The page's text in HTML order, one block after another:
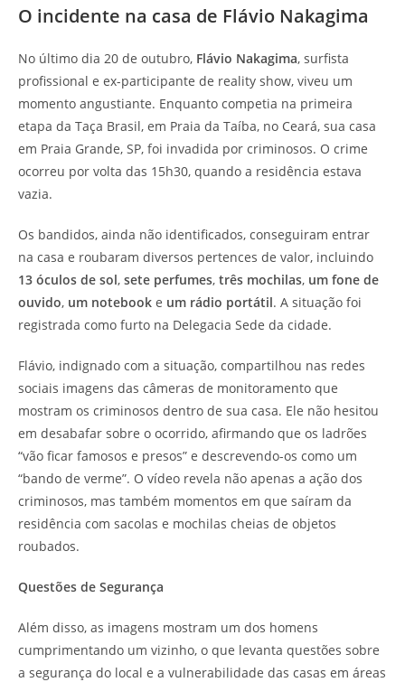
O incidente na casa de Flávio Nakagima
No último dia 20 de outubro, Flávio Nakagima, surfista
profissional e ex-participante de reality show, viveu um
momento angustiante. Enquanto competia na primeira
etapa da Taça Brasil, em Praia da Taíba, no Ceará, sua casa
em Praia Grande, SP, foi invadida por criminosos. O crime
ocorreu por volta das 15h30, quando a residência estava
vazia.
Os bandidos, ainda não identificados, conseguiram entrar
na casa e roubaram diversos pertences de valor, incluindo
13 óculos de sol, sete perfumes, três mochilas, um fone de
ouvido, um notebook e um rádio portátil. A situação foi
registrada como furto na Delegacia Sede da cidade.
Flávio, indignado com a situação, compartilhou nas redes
sociais imagens das câmeras de monitoramento que
mostram os criminosos dentro de sua casa. Ele não hesitou
em desabafar sobre o ocorrido, afirmando que os ladrões
“vão ficar famosos e presos” e descrevendo-os como um
“bando de verme”. O vídeo revela não apenas a ação dos
criminosos, mas também momentos em que saíram da
residência com sacolas e mochilas cheias de objetos
roubados.
Questões de Segurança
Além disso, as imagens mostram um dos homens
cumprimentando um vizinho, o que levanta questões sobre
a segurança do local e a vulnerabilidade das casas em áreas